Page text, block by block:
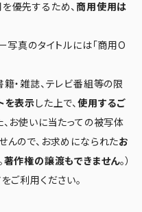
優先するため、商用使用は
写真のタイトルには「商用O
・雑誌、テレビ番組等の限
を表示した上で、使用するご
お使いに当たっての被写体
んので、お求めになられたお
著作権の譲渡もできません。）
ご利用ください。